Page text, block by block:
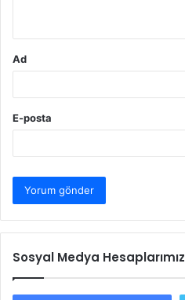
Ad
E-posta
Sosyal Medya Hesaplarımız